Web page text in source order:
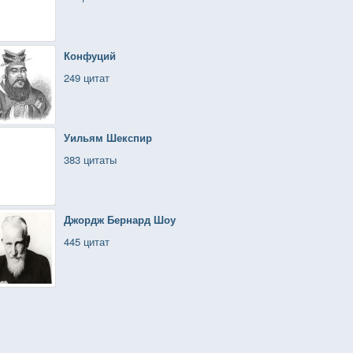
Конфуций
249 цитат
Уильям Шекспир
383 цитаты
Джордж Бернард Шоу
445 цитат